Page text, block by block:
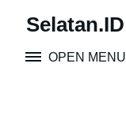
Selatan.ID
OPEN MENU